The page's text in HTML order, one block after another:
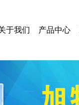
于我们 产品中心